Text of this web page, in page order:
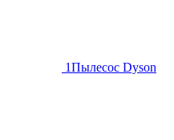
1Пылесос Dyson